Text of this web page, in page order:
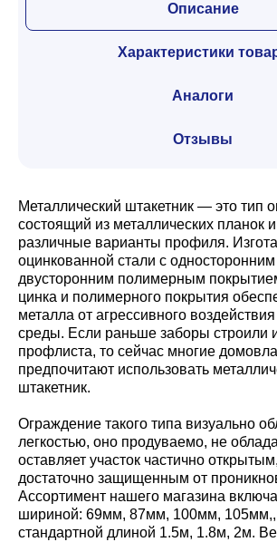
Описание
Характеристики
Аналоги
Отзывы
Металлический штакетник — это тип
состоящий из металлических планок
различные варианты профиля.
оцинкованной стали с
двусторонним полимерным
цинка и полимерного покрытия
металла от агрессивного
среды. Если раньше заборы строили
профлиста, то сейчас многие
предпочитают использовать
штакетник.
Ограждение такого типа визуально
легкостью, оно продуваемо, не
оставляет участок частично
достаточно защищенным от
Ассортимент нашего магазина
шириной: 69мм, 87мм, 100мм,
стандартной длиной 1.5м, 1.8м, 2м.